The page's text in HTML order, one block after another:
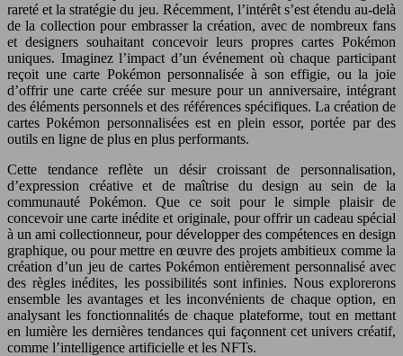
rareté et la stratégie du jeu. Récemment, l’intérêt s’est étendu au-delà
de la collection pour embrasser la création, avec de nombreux fans
et designers souhaitant concevoir leurs propres cartes Pokémon
uniques. Imaginez l’impact d’un événement où chaque participant
reçoit une carte Pokémon personnalisée à son effigie, ou la joie
d’offrir une carte créée sur mesure pour un anniversaire, intégrant
des éléments personnels et des références spécifiques. La création de
cartes Pokémon personnalisées est en plein essor, portée par des
outils en ligne de plus en plus performants.
Cette tendance reflète un désir croissant de personnalisation,
d’expression créative et de maîtrise du design au sein de la
communauté Pokémon. Que ce soit pour le simple plaisir de
concevoir une carte inédite et originale, pour offrir un cadeau spécial
à un ami collectionneur, pour développer des compétences en design
graphique, ou pour mettre en œuvre des projets ambitieux comme la
création d’un jeu de cartes Pokémon entièrement personnalisé avec
des règles inédites, les possibilités sont infinies. Nous explorerons
ensemble les avantages et les inconvénients de chaque option, en
analysant les fonctionnalités de chaque plateforme, tout en mettant
en lumière les dernières tendances qui façonnent cet univers créatif,
comme l’intelligence artificielle et les NFTs.